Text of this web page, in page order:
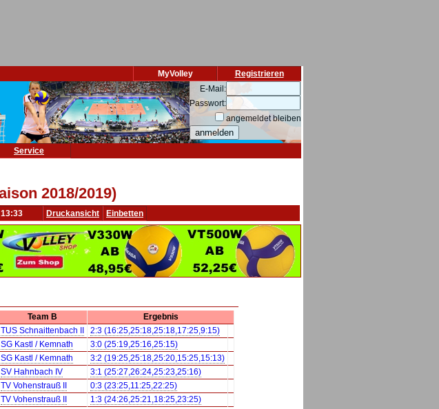
Registrieren
MyVolley
E-Mail:
Passwort:
angemeldet bleiben
Service
2018/2019)
Druckansicht Einbetten
Team B
Ergebnis
TUS Schnaittenbach II
2:3 (16:25,25:18,25:18,17:25,9:15)
SG Kastl / Kemnath
3:0 (25:19,25:16,25:15)
SG Kastl / Kemnath
3:2 (19:25,25:18,25:20,15:25,15:13)
SV Hahnbach IV
3:1 (25:27,26:24,25:23,25:16)
TV Vohenstrauß II
0:3 (23:25,11:25,22:25)
TV Vohenstrauß II 1:3 (24:26,25:21,18:25,23:25)